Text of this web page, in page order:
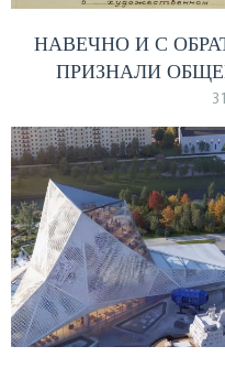
НАВЕЧНО И С
ПРИЗНАЛИ